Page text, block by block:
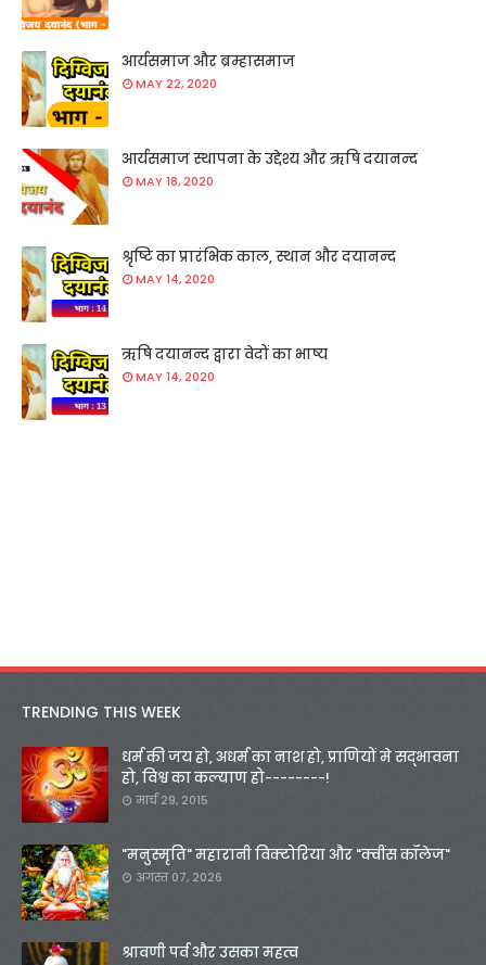
आर्यसमाज और ब्रम्हासमाज
MAY 22, 2020
आर्यसमाज स्थापना के उद्देश्य और ऋषि दयानन्द
MAY 18, 2020
श्रृष्टि का प्रारंभिक काल, स्थान और दयानन्द
MAY 14, 2020
ऋषि दयानन्द द्वारा वेदों का भाष्य
MAY 14, 2020
TRENDING THIS WEEK
धर्म की जय हो, अधर्म का नाश हो, प्राणियों मे सद्भावना
हो, विश्व का कल्याण हो--------!
मार्च 29, 2015
"मनुस्मृति" महारानी विक्टोरिया और "क्वींस कॉलेज"
अगस्त 07, 2026
श्रावणी पर्व और उसका महत्व